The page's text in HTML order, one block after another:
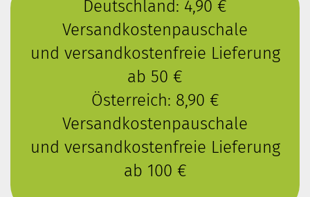
Deutschland: 4,90 €
Versandkostenpauschale
und versandkostenfreie Lieferung
ab 50 €
Österreich: 8,90 €
Versandkostenpauschale
und versandkostenfreie Lieferung
ab 100 €